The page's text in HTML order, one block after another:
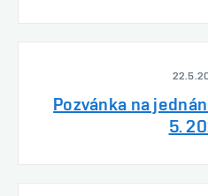
Pozvánka na
5.